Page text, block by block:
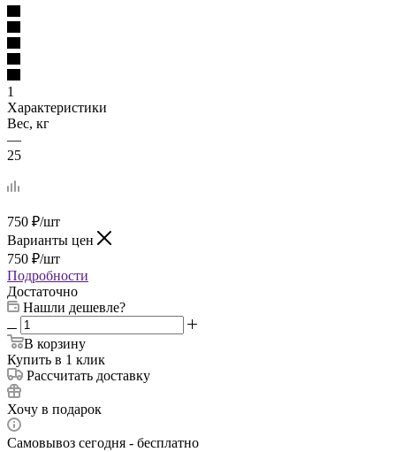
1
Характеристики
Вес, кг
—
25
750 ₽/шт
Варианты цен
750 ₽/шт
Подробности
Достаточно
Нашли дешевле?
В корзину
Купить в 1 клик
Рассчитать доставку
Хочу в подарок
Самовывоз сегодня - бесплатно